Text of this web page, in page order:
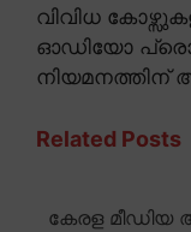
വിവിധ
ഓഡിയോ
നിയമനത്തിന്
Related Posts
കേരള മീഡിയ